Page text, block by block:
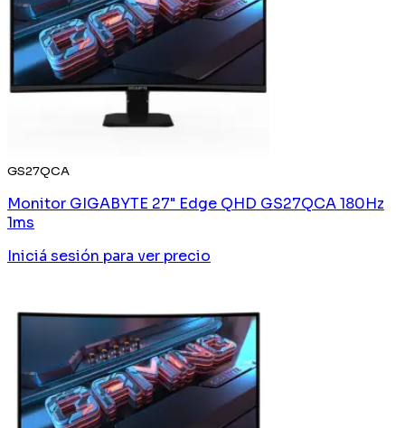
GS27QCA
Monitor GIGABYTE 27" Edge QHD GS27QCA 180Hz
1ms
Iniciá sesión para ver precio